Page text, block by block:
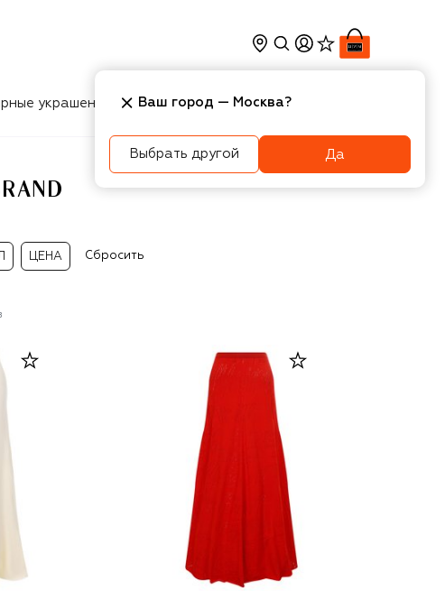
украшения Косметика Интерьер
ЦЕНА Сбросить
Ваш город — Москва?
Выбрать другой Да